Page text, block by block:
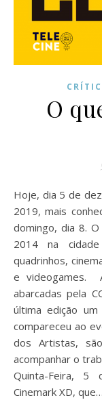
O
Hoje, dia 5 de dezembro, começa a Comic Con Experience
2019, mais
domingo, dia 8.
2014 na
quadrinhos,
e videogames.
abarcadas pela
última edição
compareceu ao
dos Artistas,
acompanhar o
Quinta-Feira, 5
Cinemark XD, que…